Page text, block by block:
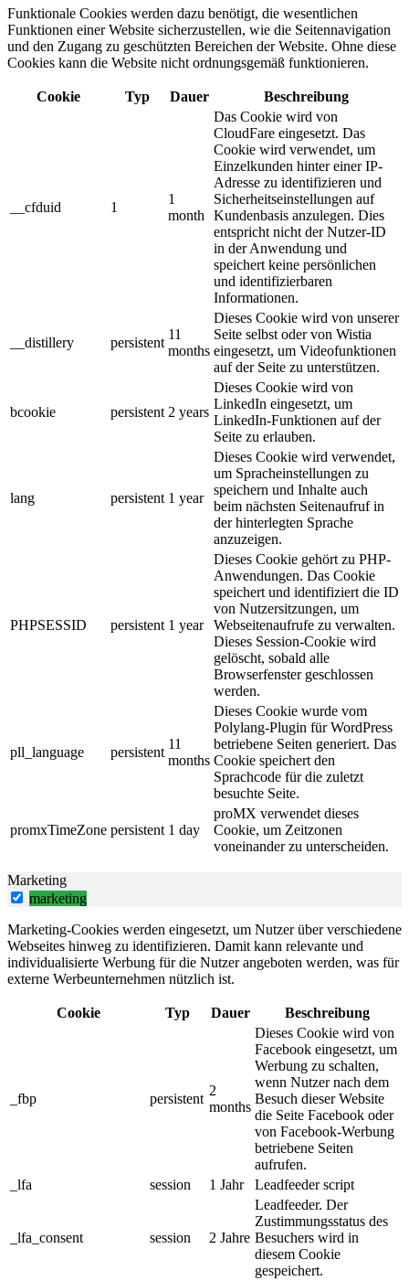
Funktionale Cookies werden dazu benötigt, die wesentlichen
Funktionen einer Website sicherzustellen, wie die Seitennavigation
und den Zugang zu geschützten Bereichen der Website. Ohne diese
Cookies kann die Website nicht ordnungsgemäß funktionieren.
Cookie Typ Dauer Beschreibung
__cfduid 1
1
month
Das Cookie wird von
CloudFare eingesetzt. Das
Cookie wird verwendet, um
Einzelkunden hinter einer IP-
Adresse zu identifizieren und
Sicherheitseinstellungen auf
Kundenbasis anzulegen. Dies
entspricht nicht der Nutzer-ID
in der Anwendung und
speichert keine persönlichen
und identifizierbaren
Informationen.
__distillery persistent
11
months
Dieses Cookie wird von unserer
Seite selbst oder von Wistia
eingesetzt, um Videofunktionen
auf der Seite zu unterstützen.
bcookie persistent 2 years
Dieses Cookie wird von
LinkedIn eingesetzt, um
LinkedIn-Funktionen auf der
Seite zu erlauben.
lang persistent 1 year
Dieses Cookie wird verwendet,
um Spracheinstellungen zu
speichern und Inhalte auch
beim nächsten Seitenaufruf in
der hinterlegten Sprache
anzuzeigen.
PHPSESSID persistent 1 year
Dieses Cookie gehört zu PHP-
Anwendungen. Das Cookie
speichert und identifiziert die ID
von Nutzersitzungen, um
Webseitenaufrufe zu verwalten.
Dieses Session-Cookie wird
gelöscht, sobald alle
Browserfenster geschlossen
werden.
pll_language persistent
11
months
Dieses Cookie wurde vom
Polylang-Plugin für WordPress
betriebene Seiten generiert. Das
Cookie speichert den
Sprachcode für die zuletzt
besuchte Seite.
promxTimeZone persistent 1 day
proMX verwendet dieses
Cookie, um Zeitzonen
voneinander zu unterscheiden.
Marketing
marketing
Marketing-Cookies werden eingesetzt, um Nutzer über verschiedene
Webseites hinweg zu identifizieren. Damit kann relevante und
individualisierte Werbung für die Nutzer angeboten werden, was für
externe Werbeunternehmen nützlich ist.
Cookie Typ Dauer Beschreibung
_fbp persistent
2
months
Dieses Cookie wird von
Facebook eingesetzt, um
Werbung zu schalten,
wenn Nutzer nach dem
Besuch dieser Website
die Seite Facebook oder
von Facebook-Werbung
betriebene Seiten
aufrufen.
_lfa
session 1 Jahr Leadfeeder script
_lfa_consent session 2 Jahre
Leadfeeder. Der
Zustimmungsstatus des
Besuchers wird in
diesem Cookie
gespeichert.